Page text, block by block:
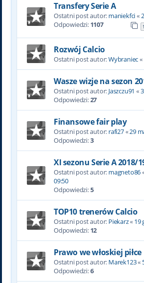
Transfery Serie A
Ostatni post autor: maniekfci«
Odpowiedzi: 1107 1
Rozwój Calcio
Ostatni post autor:Wybraniec«
Wasze wizje na sezon
Ostatni post autor: Jaszczu91 «
Odpowiedzi:27
Finansowe fair play
Ostatni post autor: rafi27«29
Odpowiedzi:3
XI sezonu Serie A 2018/
Ostatni post autor: magneto86
09:50
Odpowiedzi:5
TOP10 trenerów Calcio
Ostatni post autor: Piekarz« 19
Odpowiedzi: 12
Prawo we włoskiej piłce
Ostatni post autor: Marek123«
Odpowiedzi:6